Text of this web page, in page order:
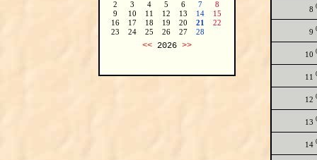
2
3 4 5 6 7
8
9
10 11 12 13 14
15
16
17 18 19 20 21
22
23
24 25 26 27 28
<<2026 >>
8
9
10
11
12
13
14